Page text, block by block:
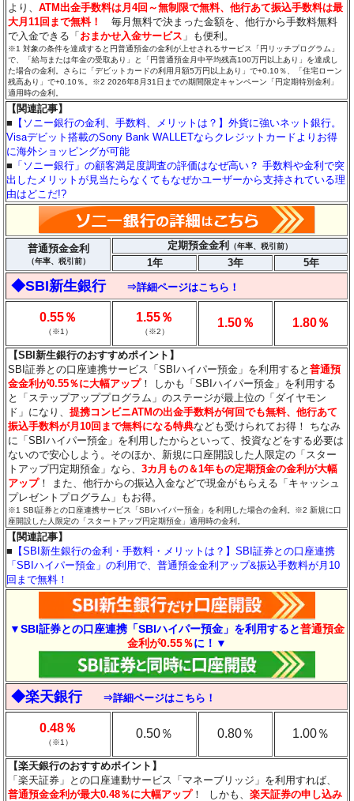
より、ATM出金手数料は月4回～無制限で無料、他行あて振込手数料は最
大月11回まで無料！
毎月無料で決まった金額を、他行から手数料無料
で入金できる「おまかせ入金サービス 」も便利。
※1 対象の条件を達成すると円普通預金の金利が上せされるサービス「円リッチプログラム」
で、「給与または年金の受取あり」と「円普通預金月中平均残高100万円以上あり」を達成し
た場合の金利。さらに「デビットカードの利用月額5万円以上あり」で+0.10％、「住宅ローン
残高あり」で+0.10％。※2 2026年8月31日までの期間限定キャンペーン「円定期特別金利」
適用時の金利。
【関連記事】
■ 【ソニー銀行の金利、手数料、メリットは？】外貨に強いネット銀行。
Visaデビット搭載のSony Bank WALLETならクレジットカードよりお得
に海外ショッピングが可能
■ 「ソニー銀行」の顧客満足度調査の評価はなぜ高い？ 手数料や金利で突
出したメリットが見当たらなくてもなぜかユーザーから支持されている理
由はどこだ!?
普通預金金利
（年率、税引前）
定期預金金利 （年率、税引前）
1年 3年 5年
◆SBI新生銀行 ⇒詳細ページはこちら！
0.55％
（※1）
1.55％
（※2）
1.50％ 1.80％
【SBI新生銀行のおすすめポイント】
SBI証券との口座連携サービス「SBIハイパー預金」を利用すると普通預
金金利が0.55％に大幅アップ！ しかも「SBIハイパー預金」を利用する
と「ステップアッププログラム」のステージが最上位の「ダイヤモン
ド」になり、提携コンビニATMの出金手数料が何回でも無料、他行あて
振込手数料が月10回まで無料になる特典なども受けられてお得！ ちなみ
に「SBIハイパー預金」を利用したからといって、投資などをする必要は
ないので安心しよう。そのほか、新規に口座開設した人限定の「スター
トアップ円定期預金」なら、3カ月もの＆1年もの定期預金の金利が大幅
アップ！ また、他行からの振込入金などで現金がもらえる「キャッシュ
プレゼントプログラム」もお得。
※1 SBI証券との口座連携サービス「SBIハイパー預金」を利用した場合の金利。※2 新規に口
座開設した人限定の「スタートアップ円定期預金」適用時の金利。
【関連記事】
■ 【SBI新生銀行の金利・手数料・メリットは？】SBI証券との口座連携
「SBIハイパー預金」の利用で、普通預金金利アップ&振込手数料が月10
回まで無料！
▼SBI証券との口座連携「SBIハイパー預金」を利用すると普通預金
金利が0.55％に！▼
◆楽天銀行 ⇒詳細ページはこちら！
0.48％
（※1 ）
0.50％ 0.80％ 1.00％
【楽天銀行のおすすめポイント】
「楽天証券」との口座連動サービス「マネーブリッジ」を利用すれば、
普通預金金利が最大0.48％に大幅アップ！ しかも、楽天証券の申し込み